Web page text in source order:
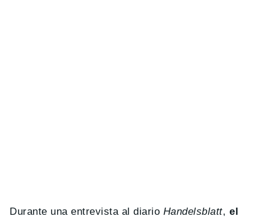
Durante una entrevista al diario Handelsblatt, el